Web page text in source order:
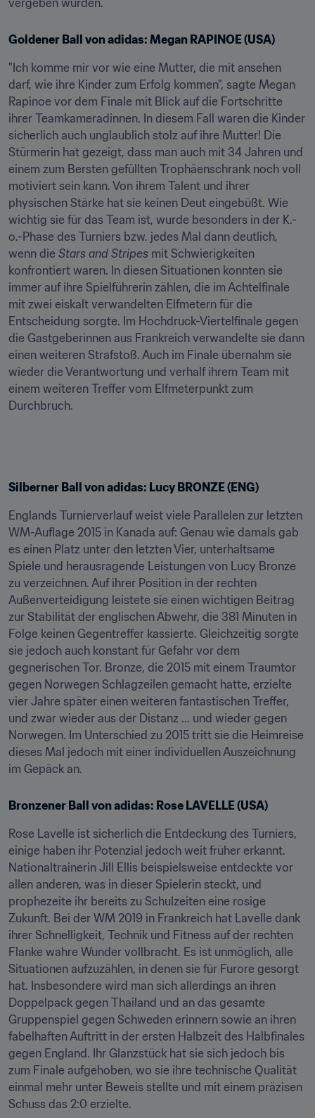
vergeben wurden.
Goldener Ball von adidas: Megan RAPINOE (USA)
"Ich komme mir vor wie eine Mutter, die mit ansehen
darf, wie ihre Kinder zum Erfolg kommen", sagte Megan
Rapinoe vor dem Finale mit Blick auf die Fortschritte
ihrer Teamkameradinnen. In diesem Fall waren die Kinder
sicherlich auch unglaublich stolz auf ihre Mutter! Die
Stürmerin hat gezeigt, dass man auch mit 34 Jahren und
einem zum Bersten gefüllten Trophäenschrank noch voll
motiviert sein kann. Von ihrem Talent und ihrer
physischen Stärke hat sie keinen Deut eingebüßt. Wie
wichtig sie für das Team ist, wurde besonders in der K.-
o.-Phase des Turniers bzw. jedes Mal dann deutlich,
wenn die Stars and Stripes mit Schwierigkeiten
konfrontiert waren. In diesen Situationen konnten sie
immer auf ihre Spielführerin zählen, die im Achtelfinale
mit zwei eiskalt verwandelten Elfmetern für die
Entscheidung sorgte. Im Hochdruck-Viertelfinale gegen
die Gastgeberinnen aus Frankreich verwandelte sie dann
einen weiteren Strafstoß. Auch im Finale übernahm sie
wieder die Verantwortung und verhalf ihrem Team mit
einem weiteren Treffer vom Elfmeterpunkt zum
Durchbruch.
Silberner Ball von adidas: Lucy BRONZE (ENG)
Englands Turnierverlauf weist viele Parallelen zur letzten
WM-Auflage 2015 in Kanada auf: Genau wie damals gab
es einen Platz unter den letzten Vier, unterhaltsame
Spiele und herausragende Leistungen von Lucy Bronze
zu verzeichnen. Auf ihrer Position in der rechten
Außenverteidigung leistete sie einen wichtigen Beitrag
zur Stabilität der englischen Abwehr, die 381 Minuten in
Folge keinen Gegentreffer kassierte. Gleichzeitig sorgte
sie jedoch auch konstant für Gefahr vor dem
gegnerischen Tor. Bronze, die 2015 mit einem Traumtor
gegen Norwegen Schlagzeilen gemacht hatte, erzielte
vier Jahre später einen weiteren fantastischen Treffer,
und zwar wieder aus der Distanz ... und wieder gegen
Norwegen. Im Unterschied zu 2015 tritt sie die Heimreise
dieses Mal jedoch mit einer individuellen Auszeichnung
im Gepäck an.
Bronzener Ball von adidas: Rose LAVELLE (USA)
Rose Lavelle ist sicherlich die Entdeckung des Turniers,
einige haben ihr Potenzial jedoch weit früher erkannt.
Nationaltrainerin Jill Ellis beispielsweise entdeckte vor
allen anderen, was in dieser Spielerin steckt, und
prophezeite ihr bereits zu Schulzeiten eine rosige
Zukunft. Bei der WM 2019 in Frankreich hat Lavelle dank
ihrer Schnelligkeit, Technik und Fitness auf der rechten
Flanke wahre Wunder vollbracht. Es ist unmöglich, alle
Situationen aufzuzählen, in denen sie für Furore gesorgt
hat. Insbesondere wird man sich allerdings an ihren
Doppelpack gegen Thailand und an das gesamte
Gruppenspiel gegen Schweden erinnern sowie an ihren
fabelhaften Auftritt in der ersten Halbzeit des Halbfinales
gegen England. Ihr Glanzstück hat sie sich jedoch bis
zum Finale aufgehoben, wo sie ihre technische Qualität
einmal mehr unter Beweis stellte und mit einem präzisen
Schuss das 2:0 erzielte.